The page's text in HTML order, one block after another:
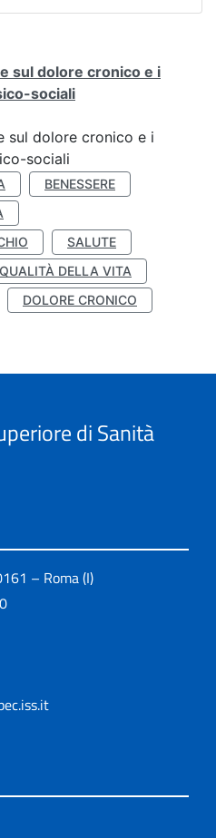
sul dolore cronico e i
sociali
sul dolore cronico e i
sociali
BENESSERE
SALUTE
QUALITÀ DELLA VITA
DOLORE CRONICO
di Sanità
– Roma (I)